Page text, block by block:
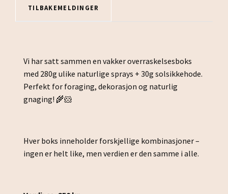
TILBAKEMELDINGER
Vi har satt sammen en vakker overraskelsesboks
med 280g ulike naturlige sprays + 30g solsikkehode.
Perfekt for foraging, dekorasjon og naturlig
gnaging! 🌾🐹
Hver boks inneholder forskjellige kombinasjoner –
ingen er helt like, men verdien er den samme i alle.